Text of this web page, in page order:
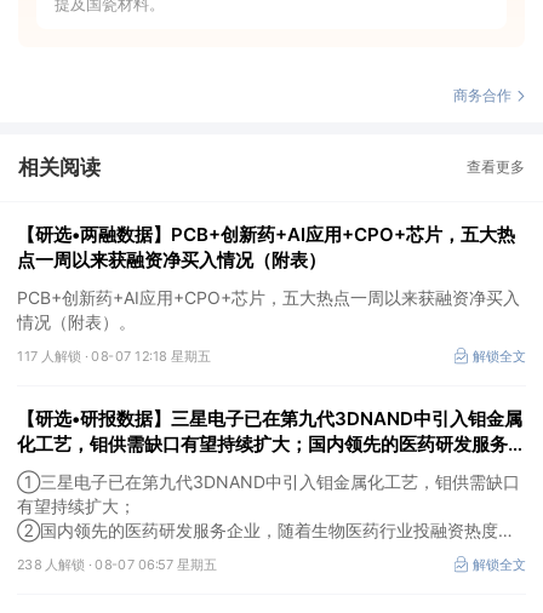
商务合作
相关阅读 查看更多
【研选•两融数据】PCB+创新药+AI应用+CPO+芯片，五大热
点一周以来获融资净买入情况（附表）
PCB+创新药+AI应用+CPO+芯片，五大热点一周以来获融资净买入
情况（附表）。
117 人解锁 ·08-07 12:18 星期五 解锁全文
【研选•研报数据】三星电子已在第九代3DNAND中引入钼金属
化工艺，钼供需缺口有望持续扩大；国内领先的医药研发服务企
业，随着生物医药行业投融资热度企稳回暖，后续实验室业务的
毛利拐点值得期待
①三星电子已在第九代3DNAND中引入钼金属化工艺，钼供需缺口
有望持续扩大；
②国内领先的医药研发服务企业，随着生物医药行业投融资热度企
稳回暖，后续实验室业务的毛利拐点值得期待。
238 人解锁 ·08-07 06:57 星期五 解锁全文